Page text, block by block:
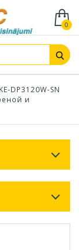
0
KE-DP3120W-SN
и